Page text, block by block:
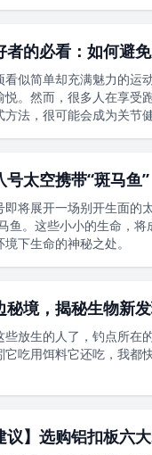
者的必看：如何避
看似简单却充满魅力的运
悦。然而，很多人在享受
法，很可能会成为关节
号太空携带“斑马鱼
即将展开一场别开生面的
。这些小小的生命，将
下生命的神秘之处。
境，揭秘生物新发
些放生的人了，钓点所在
它吃用饵料它还吃，我都
议】选购铝扣板六